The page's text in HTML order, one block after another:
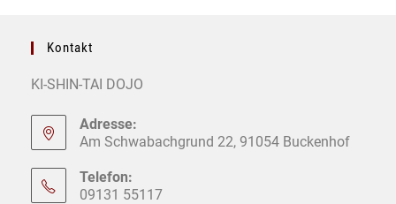
Kontakt
KI-SHIN-TAI DOJO
Adresse:
Am Schwabachgrund 22, 91054 Buckenhof
Telefon:
09131 55117